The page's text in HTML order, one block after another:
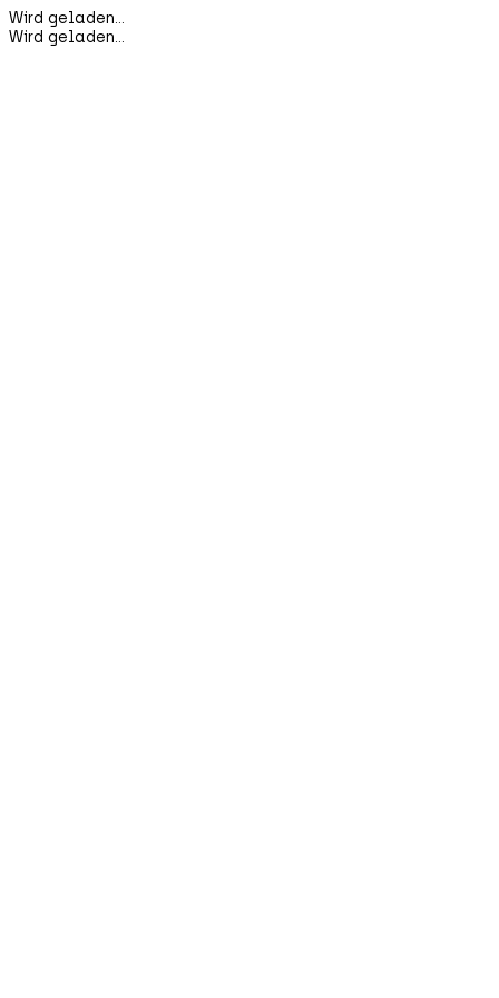
Wird geladen...
Wird geladen...